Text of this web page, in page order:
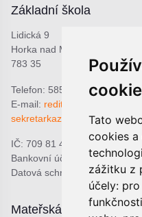
Tato
cookies a
zážitku z
účely:
Základní škola
Lidická 9
Horka nad Moravou
783 35
Telefon: 585 378 047
E-mail: reditel@zshorka.cz
IČ: 709 81 493
Bankovní účet: 1809609309/
Datová schránka: bjema48
Mateřská škola